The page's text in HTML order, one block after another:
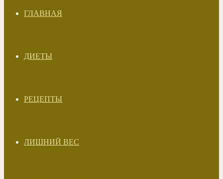
ГЛАВНАЯ
ДИЕТЫ
РЕЦЕПТЫ
ЛИШНИЙ ВЕС